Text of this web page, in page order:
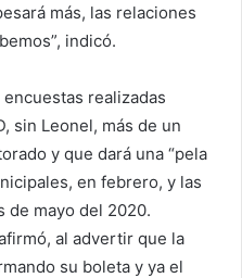
más, las relaciones
indicó.
realizadas
sin Leonel, más de un
y que dará una “pela
en febrero, y las
de mayo del 2020.
al advertir que la
su boleta y ya el